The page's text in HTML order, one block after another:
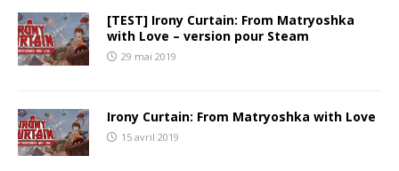
[TEST] Irony Curtain: From Matryoshka
with Love – version pour Steam
29 mai 2019
Irony Curtain: From Matryoshka with Love
15 avril 2019